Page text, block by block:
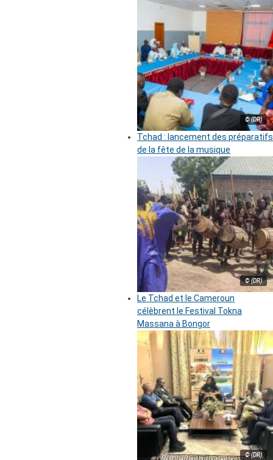
© (DR)
Tchad : lancement des préparatifs
de la fête de la musique
© (DR)
Le Tchad et le Cameroun
célèbrent le Festival Tokna
Massana à Bongor
© (DR)